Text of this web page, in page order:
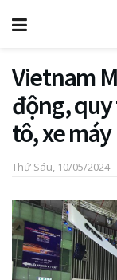
Vietnam
động,
tô, xe
Thứ Sáu, 10/05/2024 -